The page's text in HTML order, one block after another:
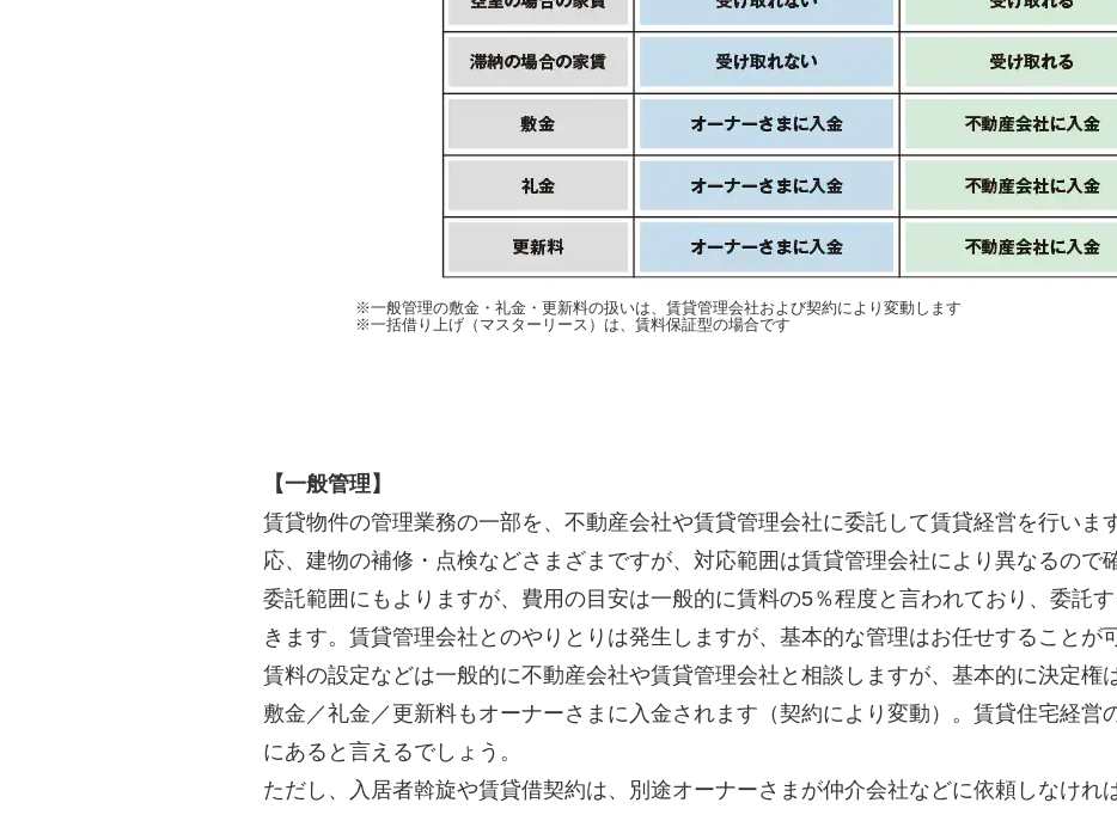
※一般管理の敷金・礼金・更新料の扱いは、賃貸管理会社および契約により変動します
※一括借り上げ（マスターリース）は、賃料保証型の場合です
【一般管理】
賃貸物件の管理業務の一部を、不動産会社や賃貸管理会社に委託して賃貸経営を行いま
応、建物の補修・点検などさまざまですが、対応範囲は賃貸管理会社により異なるので
委託範囲にもよりますが、費用の目安は一般的に賃料の5％程度と言われており、委託
きます。賃貸管理会社とのやりとりは発生しますが、基本的な管理はお任せすることが
賃料の設定などは一般的に不動産会社や賃貸管理会社と相談しますが、基本的に決定権
敷金／礼金／更新料もオーナーさまに入金されます（契約により変動）。賃貸住宅経営
にあると言えるでしょう。
ただし、入居者斡旋や賃貸借契約は、別途オーナーさまが仲介会社などに依頼しなけれ